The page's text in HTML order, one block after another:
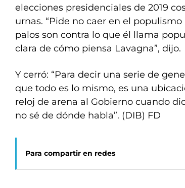
elecciones presidenciales de 2019
urnas. “Pide no caer en el
palos son contra lo que él llama
clara de cómo piensa Lavagna”, dijo.
Y cerró: “Para decir una serie de
que todo es lo mismo, es una
reloj de arena al Gobierno cuando
no sé de dónde habla”. (DIB) FD
Para compartir en redes